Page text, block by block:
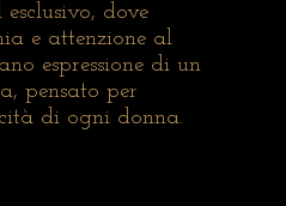
dove
e attenzione al
espressione di un
pensato per
di ogni donna.